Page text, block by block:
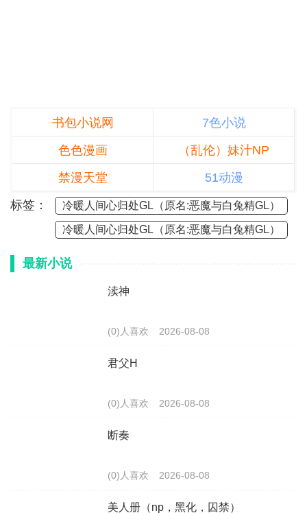
书包小说网
7色小说
色色漫画
（乱伦）妹汁NP
禁漫天堂
51动漫
标签：
冷暖人间心归处GL（原名:恶魔与白兔精GL）
冷暖人间心归处GL（原名:恶魔与白兔精GL）
最新小说
渎神
(0)人喜欢 2026-08-08
君父H
(0)人喜欢 2026-08-08
断奏
(0)人喜欢 2026-08-08
美人册（np，黑化，囚禁）